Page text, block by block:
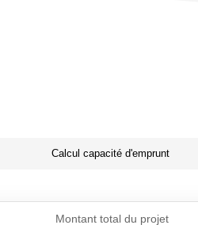
Calcul capacité d'emprunt